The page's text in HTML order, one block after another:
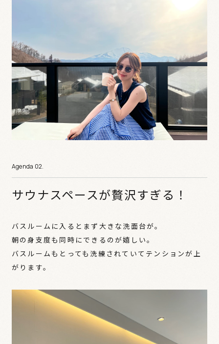
サウナスペースが贅沢すぎる！
バスルームに入るとまず大きな洗面台が。
朝の身支度も同時にできるのが嬉しい。
バスルームもとっても洗練されていてテンションが上
がります。